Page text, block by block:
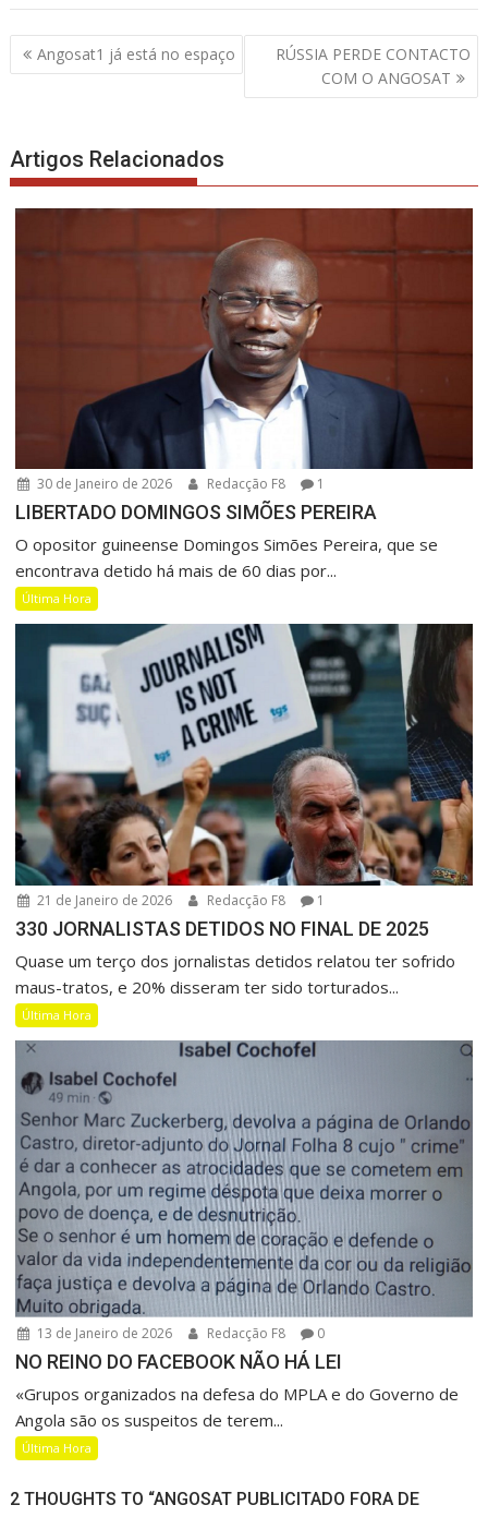
Navegação
de
Angosat1 já está no espaço
RÚSSIA PERDE CONTACTO
COM O ANGOSAT
Artigos Relacionados
30 de Janeiro de 2026 Redacção F8 1
LIBERTADO DOMINGOS SIMÕES PEREIRA
O opositor guineense Domingos Simões Pereira, que se
encontrava detido há mais de 60 dias por...
Última Hora
21 de Janeiro de 2026 Redacção F8 1
330 JORNALISTAS DETIDOS NO FINAL DE 2025
Quase um terço dos jornalistas detidos relatou ter sofrido
maus-tratos, e 20% disseram ter sido torturados...
Última Hora
13 de Janeiro de 2026 Redacção F8 0
NO REINO DO FACEBOOK NÃO HÁ LEI
«Grupos organizados na defesa do MPLA e do Governo de
Angola são os suspeitos de terem...
Última Hora
2 THOUGHTS TO “ANGOSAT PUBLICITADO FORA DE